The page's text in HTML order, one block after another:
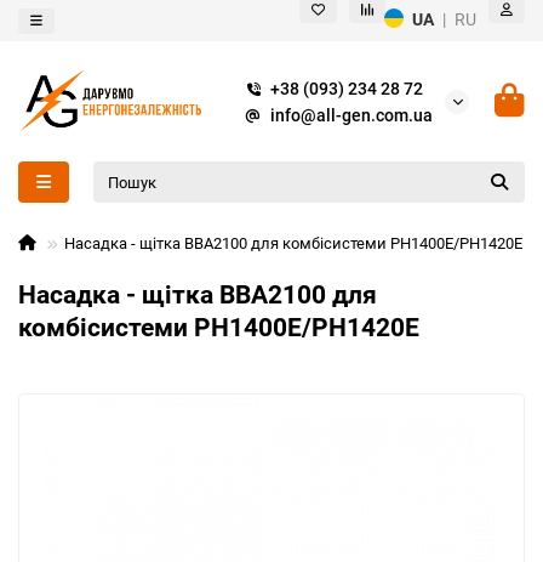
UA | RU
+38 (093) 234 28 72
info@all-gen.com.ua
Насадка - щітка BBA2100 для комбісистеми PH1400E/PH1420E
Насадка - щітка BBA2100 для
комбісистеми PH1400E/PH1420E